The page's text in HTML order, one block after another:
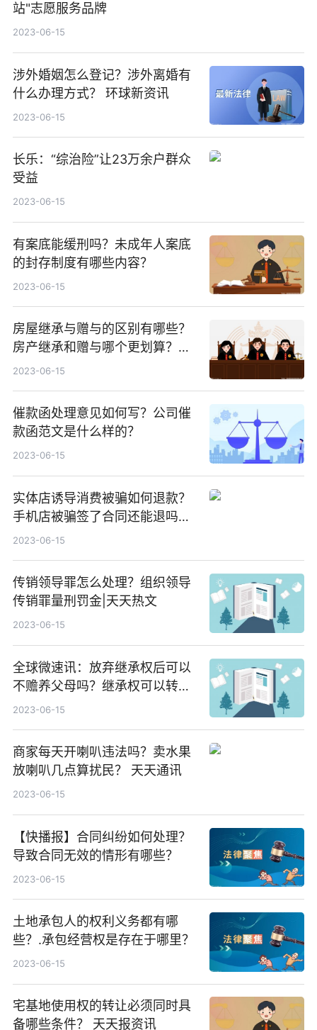
站"志愿服务品牌
2023-06-15
涉外婚姻怎么登记？涉外离婚有
什么办理方式？ 环球新资讯
2023-06-15
长乐：“综治险”让23万余户群众
受益
2023-06-15
有案底能缓刑吗？未成年人案底
的封存制度有哪些内容？
2023-06-15
房屋继承与赠与的区别有哪些？
房产继承和赠与哪个更划算？二
手房过户的税收主要有几种？-世
2023-06-15
催款函处理意见如何写？公司催
款函范文是什么样的？
2023-06-15
实体店诱导消费被骗如何退款？
手机店被骗签了合同还能退吗？
当前播报
2023-06-15
传销领导罪怎么处理？组织领导
传销罪量刑罚金|天天热文
2023-06-15
全球微速讯：放弃继承权后可以
不赡养父母吗？继承权可以转让
吗？丈夫死后继承权是妻子还是
2023-06-15
商家每天开喇叭违法吗？卖水果
放喇叭几点算扰民？ 天天通讯
2023-06-15
【快播报】合同纠纷如何处理？
导致合同无效的情形有哪些？
2023-06-15
土地承包人的权利义务都有哪
些？.承包经营权是存在于哪里？
2023-06-15
宅基地使用权的转让必须同时具
备哪些条件？ 天天报资讯